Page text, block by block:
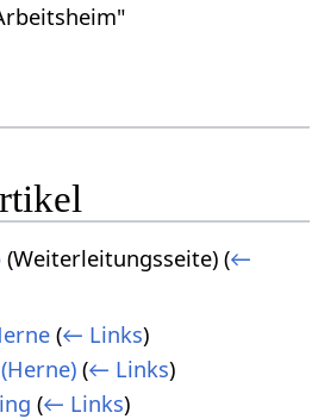
(Weiterleitungsseite) (←
(← Links)
(← Links)
(← Links)